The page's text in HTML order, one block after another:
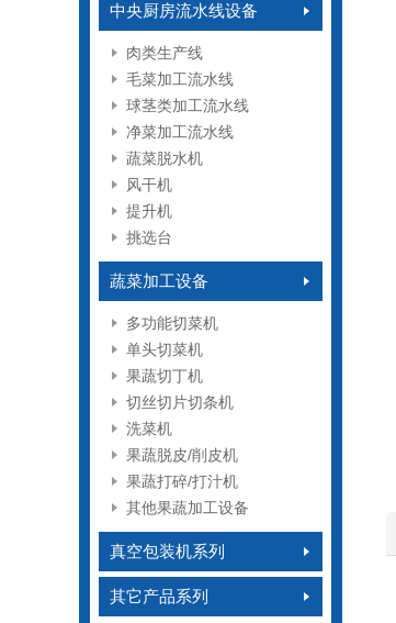
中央厨房流水线设备
肉类生产线
毛菜加工流水线
球茎类加工流水线
净菜加工流水线
蔬菜脱水机
风干机
提升机
挑选台
蔬菜加工设备
多功能切菜机
单头切菜机
果蔬切丁机
切丝切片切条机
洗菜机
果蔬脱皮/削皮机
果蔬打碎/打汁机
其他果蔬加工设备
真空包装机系列
其它产品系列